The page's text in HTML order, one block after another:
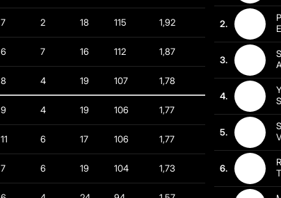
7 2 18 115 1,92
6 7 16 112 1,87
8 4 19 107 1,78
9 4 19 106 1,77
11 6 17 106 1,77
7 6 19 104 1,73
2.
3.
4.
5.
6.